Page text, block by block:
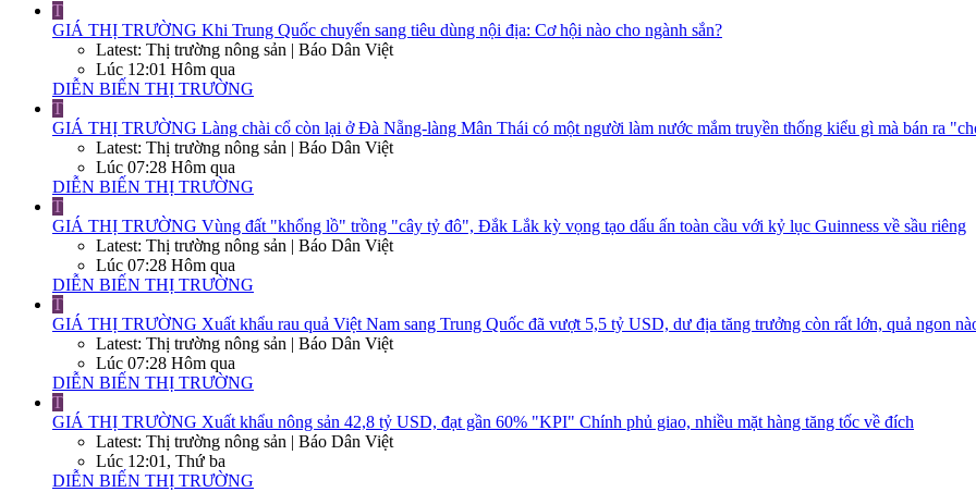
T
GIÁ THỊ TRƯỜNG Khi Trung Quốc chuyển sang tiêu dùng nội địa: Cơ hội nào cho ngành sắn?
Latest: Thị trường nông sản | Báo Dân Việt
Lúc 12:01 Hôm qua
DIỄN BIẾN THỊ TRƯỜNG
T
GIÁ THỊ TRƯỜNG Làng chài cổ còn lại ở Đà Nẵng-làng Mân Thái có một người làm nước mắm truyền thống kiểu gì mà bán ra
Latest: Thị trường nông sản | Báo Dân Việt
Lúc 07:28 Hôm qua
DIỄN BIẾN THỊ TRƯỜNG
T
GIÁ THỊ TRƯỜNG Vùng đất "khổng lồ" trồng "cây tỷ đô", Đắk Lắk kỳ vọng tạo dấu ấn toàn cầu với kỷ lục Guinness về sầu riêng
Latest: Thị trường nông sản | Báo Dân Việt
Lúc 07:28 Hôm qua
DIỄN BIẾN THỊ TRƯỜNG
T
GIÁ THỊ TRƯỜNG Xuất khẩu rau quả Việt Nam sang Trung Quốc đã vượt 5,5 tỷ USD, dư địa tăng trưởng còn rất lớn, quả ngon
Latest: Thị trường nông sản | Báo Dân Việt
Lúc 07:28 Hôm qua
DIỄN BIẾN THỊ TRƯỜNG
T
GIÁ THỊ TRƯỜNG Xuất khẩu nông sản 42,8 tỷ USD, đạt gần 60% "KPI" Chính phủ giao, nhiều mặt hàng tăng tốc về đích
Latest: Thị trường nông sản | Báo Dân Việt
Lúc 12:01, Thứ ba
DIỄN BIẾN THỊ TRƯỜNG